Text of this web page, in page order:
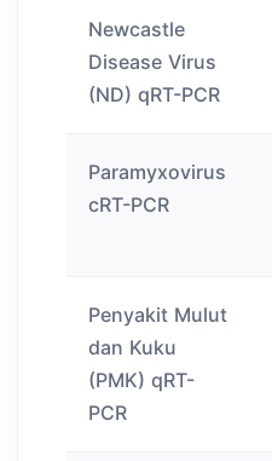
Newcastle
Disease Virus
(ND) qRT-PCR
Paramyxovirus
cRT-PCR
Penyakit Mulut
dan Kuku
(PMK) qRT-
PCR